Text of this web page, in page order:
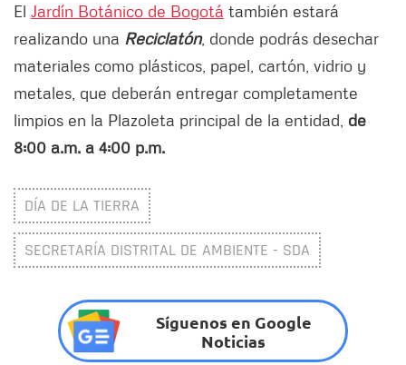
El Jardín Botánico de Bogotá también estará
realizando una Reciclatón, donde podrás desechar
materiales como plásticos, papel, cartón, vidrio y
metales, que deberán entregar completamente
limpios en la Plazoleta principal de la entidad, de
8:00 a.m. a 4:00 p.m.
DÍA DE LA TIERRA
SECRETARÍA DISTRITAL DE AMBIENTE - SDA
Síguenos en Google
Noticias